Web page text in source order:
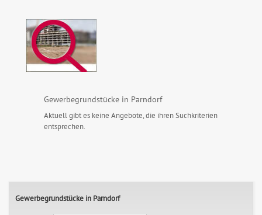
Gewerbegrundstücke in Parndorf
Aktuell gibt es keine Angebote, die ihren Suchkriterien
entsprechen.
Gewerbegrundstücke in Parndorf